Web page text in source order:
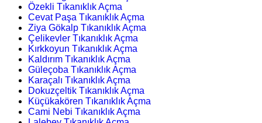
Özekli Tıkanıklık Açma
Cevat Paşa Tıkanıklık Açma
Ziya Gökalp Tıkanıklık Açma
Çelikevler Tıkanıklık Açma
Kırkkoyun Tıkanıklık Açma
Kaldırım Tıkanıklık Açma
Güleçoba Tıkanıklık Açma
Karaçalı Tıkanıklık Açma
Dokuzçeltik Tıkanıklık Açma
Küçükakören Tıkanıklık Açma
Cami Nebi Tıkanıklık Açma